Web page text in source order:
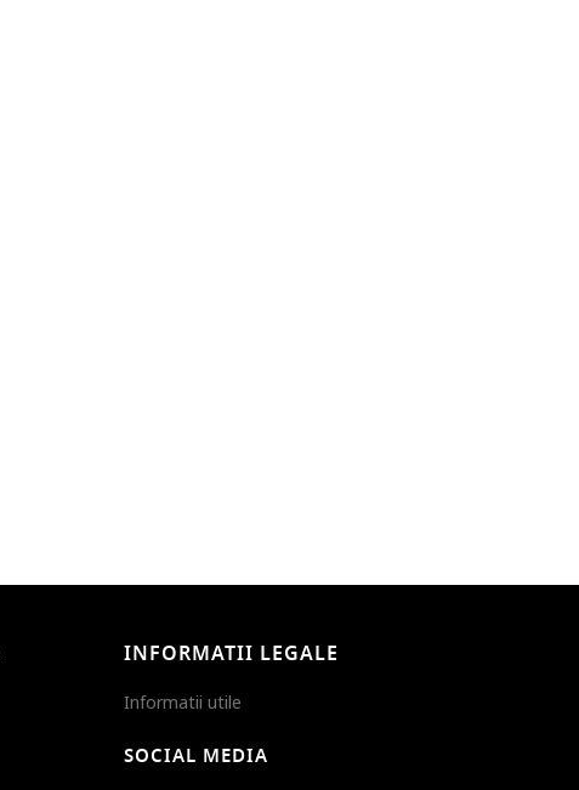
INFORMATII LEGALE
Informatii utile
SOCIAL MEDIA